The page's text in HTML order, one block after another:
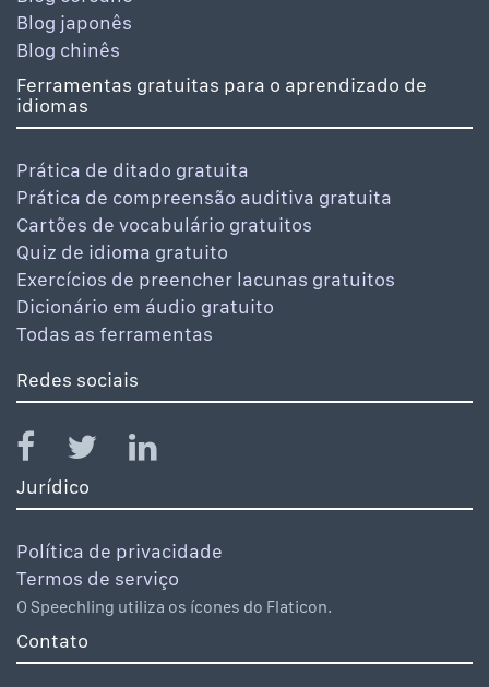
Blog japonês
Blog chinês
Ferramentas gratuitas para o aprendizado de
idiomas
Prática de ditado gratuita
Prática de compreensão auditiva gratuita
Cartões de vocabulário gratuitos
Quiz de idioma gratuito
Exercícios de preencher lacunas gratuitos
Dicionário em áudio gratuito
Todas as ferramentas
Redes sociais
Jurídico
Política de privacidade
Termos de serviço
O Speechling utiliza os ícones do Flaticon.
Contato